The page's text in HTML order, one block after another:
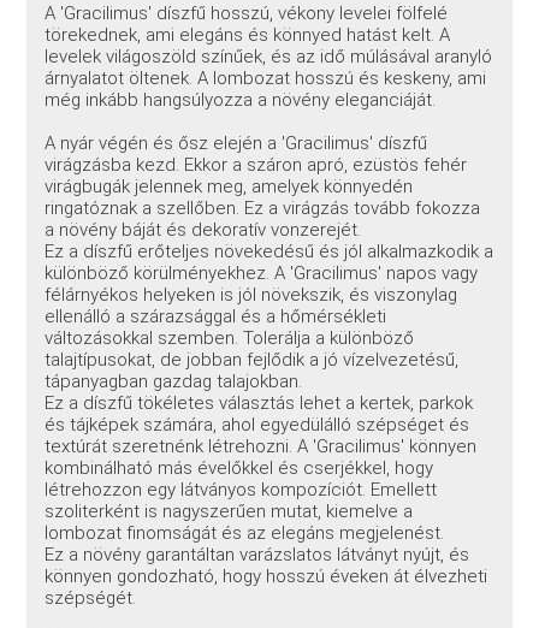
A 'Gracilimus' díszfű hosszú, vékony levelei fölfelé
törekednek, ami elegáns és könnyed hatást kelt. A
levelek világoszöld színűek, és az idő múlásával aranyló
árnyalatot öltenek. A lombozat hosszú és keskeny, ami
még inkább hangsúlyozza a növény eleganciáját.
A nyár végén és ősz elején a 'Gracilimus' díszfű
virágzásba kezd. Ekkor a száron apró, ezüstös fehér
virágbugák jelennek meg, amelyek könnyedén
ringatóznak a szellőben. Ez a virágzás tovább fokozza
a növény báját és dekoratív vonzerejét.
Ez a díszfű erőteljes növekedésű és jól alkalmazkodik a
különböző körülményekhez. A 'Gracilimus' napos vagy
félárnyékos helyeken is jól növekszik, és viszonylag
ellenálló a szárazsággal és a hőmérsékleti
változásokkal szemben. Tolerálja a különböző
talajtípusokat, de jobban fejlődik a jó vízelvezetésű,
tápanyagban gazdag talajokban.
Ez a díszfű tökéletes választás lehet a kertek, parkok
és tájképek számára, ahol egyedülálló szépséget és
textúrát szeretnénk létrehozni. A 'Gracilimus' könnyen
kombinálható más évelőkkel és cserjékkel, hogy
létrehozzon egy látványos kompozíciót. Emellett
szoliterként is nagyszerűen mutat, kiemelve a
lombozat finomságát és az elegáns megjelenést.
Ez a növény garantáltan varázslatos látványt nyújt, és
könnyen gondozható, hogy hosszú éveken át élvezheti
szépségét.